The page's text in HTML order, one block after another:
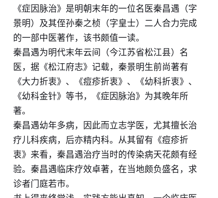
《症因脉治》是明朝末年的一位名医秦昌遇（字
景明）及其侄孙秦之桢（字皇士）二人合力完成
的一部中医著作，该书颇值一读。
秦昌遇为明代末年云间（今江苏省松江县）名
医，据《松江府志》记载，秦景明生前尚著有
《大力折衷》、《痘疹折衷》、《幼科折衷》、
《幼科金针》等书，《症因脉治》为其晚年所
著。
秦昌遇幼年多病，因此而立志学医，尤其擅长治
疗儿科疾病，后亦精内科。从其留有《痘疹折
衷》来看，秦昌遇治疗当时的传染病天花颇有经
验。秦昌遇临床疗效卓著，在当地颇负盛名，求
诊者门庭若市。